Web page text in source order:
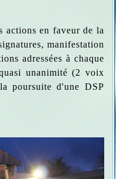
actions en faveur de la
manifestation
adressées à chaque
unanimité (2 voix
poursuite d'une DSP